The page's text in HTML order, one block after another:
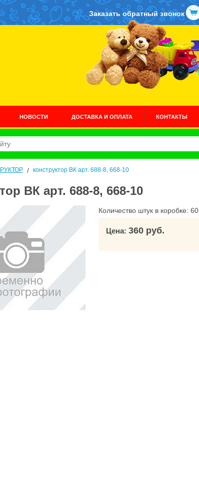
Заказать обратный звонок
НОВОСТИ ДОСТАВКА И ОПЛАТА КОНТАКТЫ
/ конструктор ВК арт. 688-8, 668-10
ВК арт. 688-8, 668-10
Количество штук в коробке: 60
Цена: 360 руб.